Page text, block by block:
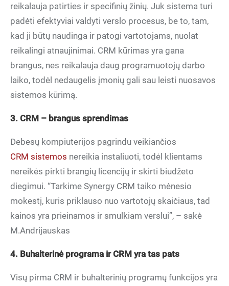
reikalauja patirties ir specifinių žinių. Juk sistema turi
padėti efektyviai valdyti verslo procesus, be to, tam,
kad ji būtų naudinga ir patogi vartotojams, nuolat
reikalingi atnaujinimai. CRM kūrimas yra gana
brangus, nes reikalauja daug programuotojų darbo
laiko, todėl nedaugelis įmonių gali sau leisti nuosavos
sistemos kūrimą.
3. CRM – brangus sprendimas
Debesų kompiuterijos pagrindu veikiančios
CRM sistemos nereikia instaliuoti, todėl klientams
nereikės pirkti brangių licencijų ir skirti biudžeto
diegimui. “Tarkime Synergy CRM taiko mėnesio
mokestį, kuris priklauso nuo vartotojų skaičiaus, tad
kainos yra prieinamos ir smulkiam verslui”, – sakė
M.Andrijauskas
4. Buhalterinė programa ir CRM yra tas pats
Visų pirma CRM ir buhalterinių programų funkcijos yra